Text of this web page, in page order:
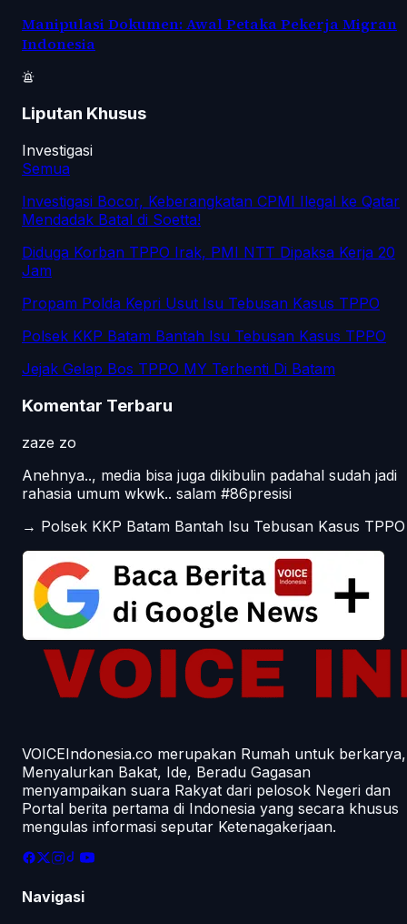
Manipulasi Dokumen: Awal Petaka Pekerja Migran
Indonesia
Liputan Khusus
Investigasi
Semua
Investigasi Bocor, Keberangkatan CPMI Ilegal ke Qatar
Mendadak Batal di Soetta!
Diduga Korban TPPO Irak, PMI NTT Dipaksa Kerja 20
Jam
Propam Polda Kepri Usut Isu Tebusan Kasus TPPO
Polsek KKP Batam Bantah Isu Tebusan Kasus TPPO
Jejak Gelap Bos TPPO MY Terhenti Di Batam
Komentar Terbaru
zaze zo
Anehnya.., media bisa juga dikibulin padahal sudah jadi
rahasia umum wkwk.. salam #86presisi
→ Polsek KKP Batam Bantah Isu Tebusan Kasus TPPO
VOICEIndonesia.co merupakan Rumah untuk berkarya,
Menyalurkan Bakat, Ide, Beradu Gagasan
menyampaikan suara Rakyat dari pelosok Negeri dan
Portal berita pertama di Indonesia yang secara khusus
mengulas informasi seputar Ketenagakerjaan.
Navigasi